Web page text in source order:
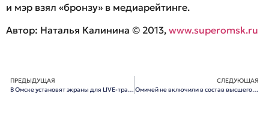
и мэр взял «бронзу» в медиарейтинге.
Автор: Наталья Калинина © 2013, www.superomsk.ru
ПРЕДЫДУЩАЯ
В Омске установят экраны для LIVE-трансляции Олимпийских игр
СЛЕДУЮЩАЯ
Омичей не включили в состав высшего руководства «Единой России»